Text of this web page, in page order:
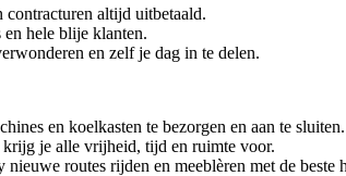
contracturen altijd uitbetaald.
hele blije klanten.
en zelf je dag in te delen.
en koelkasten te bezorgen en aan te sluiten.
je alle vrijheid, tijd en ruimte voor.
routes rijden en meeblèren met de beste